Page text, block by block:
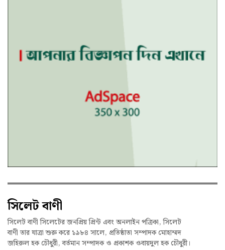
সিলেট বাণী
সিলেট বাণী সিলেটের জনপ্রিয় প্রিন্ট এবং অনলাইন পত্রিকা, সিলেট
বাণী তার যাত্রা শুরু করে ১৯৮৪ সালে, প্রতিষ্ঠাতা সম্পাদক মোহাম্মদ
জহিরুল হক চৌধুরী, বর্তমান সম্পাদক ও প্রকাশক ওবায়দুল হক চৌধুরী।